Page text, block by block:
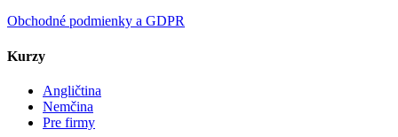
Obchodné podmienky a GDPR
Kurzy
Angličtina
Nemčina
Pre firmy